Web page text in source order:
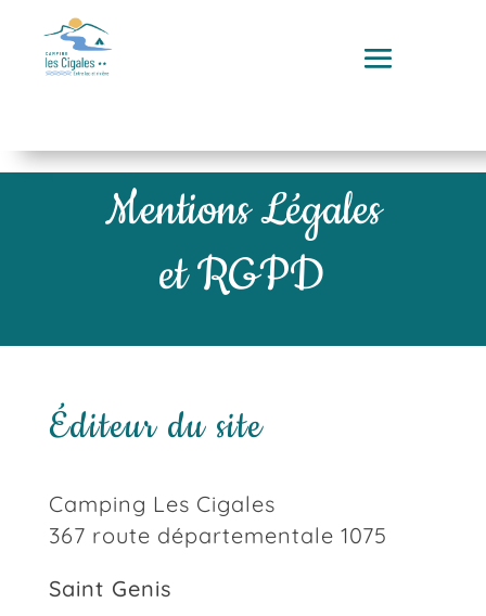
Mentions Légales
et RGPD
Éditeur du site
Camping Les Cigales
367 route départementale 1075
Saint Genis